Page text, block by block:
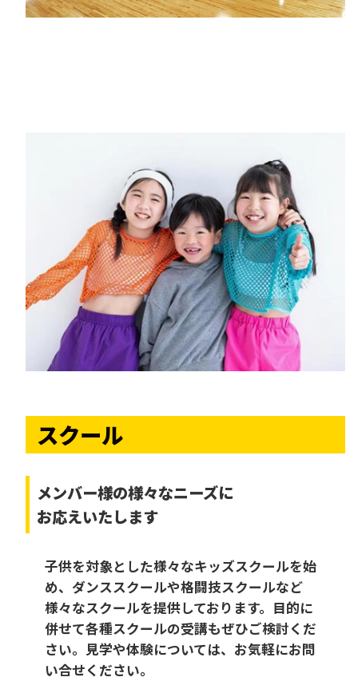
スクール
メンバー様の様々なニーズに
お応えいたします
子供を対象とした様々なキッズスクールを始
め、ダンススクールや格闘技スクールなど
様々なスクールを提供しております。目的に
併せて各種スクールの受講もぜひご検討くだ
さい。見学や体験については、お気軽にお問
い合せください。